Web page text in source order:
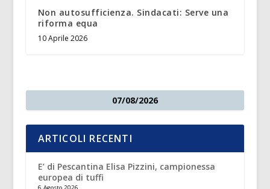
Non autosufficienza. Sindacati: Serve una
riforma equa
10 Aprile 2026
07/08/2026
ARTICOLI RECENTI
E’ di Pescantina Elisa Pizzini, campionessa
europea di tuffi